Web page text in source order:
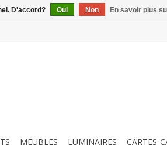
MEUBLES LUMINAIRES CARTES-
D'accord? Oui Non En savoir plus